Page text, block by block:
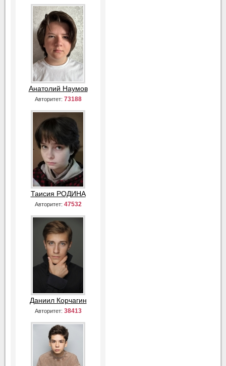
Анатолий Наумов
Авторитет: 73188
Таисия РОДИНА
Авторитет: 47532
Даниил Корчагин
Авторитет: 38413